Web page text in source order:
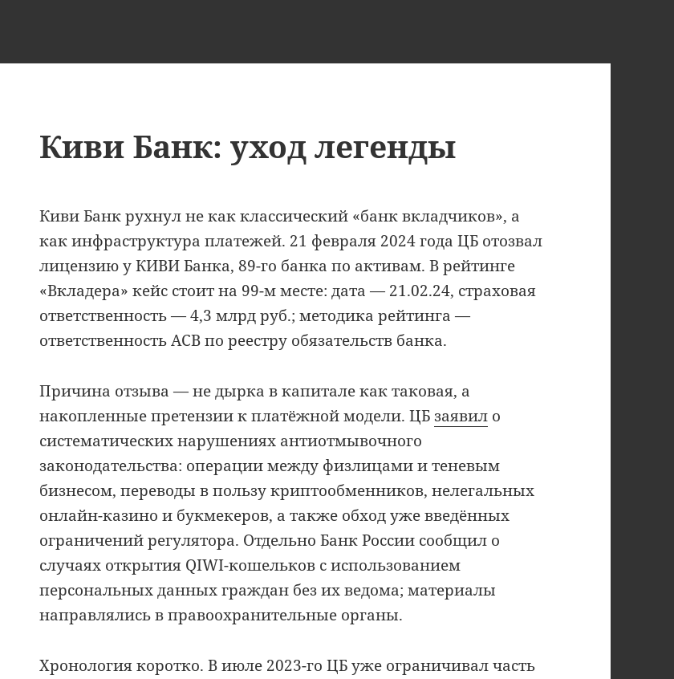
Киви Банк: уход легенды
Киви Банк рухнул не как классический «банк вкладчиков», а
как инфраструктура платежей. 21 февраля 2024 года ЦБ отозвал
лицензию у КИВИ Банка, 89-го банка по активам. В рейтинге
«Вкладера» кейс стоит на 99-м месте: дата — 21.02.24, страховая
ответственность — 4,3 млрд руб.; методика рейтинга —
ответственность АСВ по реестру обязательств банка.
Причина отзыва — не дырка в капитале как таковая, а
накопленные претензии к платёжной модели. ЦБзаявил о
систематических нарушениях антиотмывочного
законодательства: операции между физлицами и теневым
бизнесом, переводы в пользу криптообменников, нелегальных
онлайн-казино и букмекеров, а также обход уже введённых
ограничений регулятора. Отдельно Банк России сообщил о
случаях открытия QIWI-кошельков с использованием
персональных данных граждан без их ведома; материалы
направлялись в правоохранительные органы.
Хронология коротко. В июле 2023-го ЦБ уже ограничивал часть